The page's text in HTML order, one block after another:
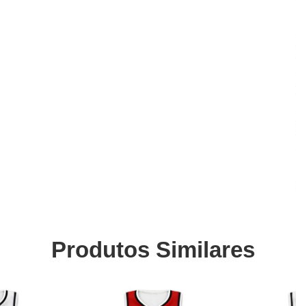
Produtos Similares